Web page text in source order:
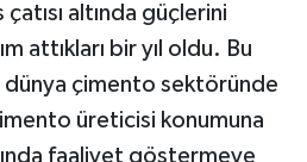
altında güçlerini
attıkları bir yıl oldu. Bu
dünya çimento sektöründe
üreticisi konumuna
faaliyet göstermeye